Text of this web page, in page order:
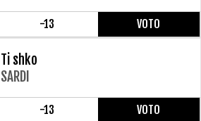
-13 VOTO
Ti shko
SARDI
-13 VOTO